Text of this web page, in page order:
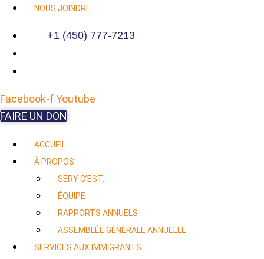
NOUS JOINDRE
+1 (450) 777-7213
Facebook-fYoutube
FAIRE UN DON
ACCUEIL
À PROPOS
SERY C’EST…
ÉQUIPE
RAPPORTS ANNUELS
ASSEMBLÉE GÉNÉRALE ANNUELLE
SERVICES AUX IMMIGRANTS